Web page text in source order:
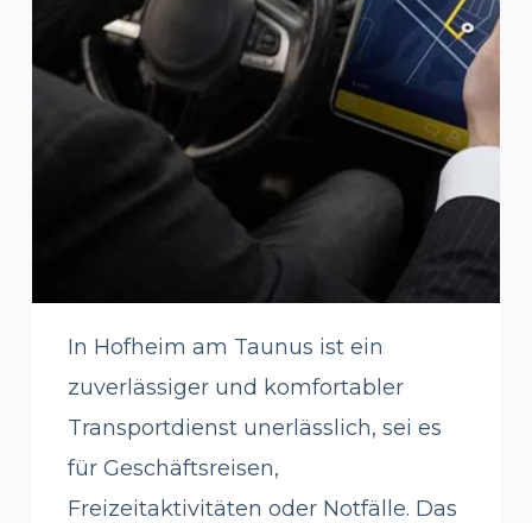
In Hofheim am Taunus ist ein
zuverlässiger und komfortabler
Transportdienst unerlässlich, sei es
für Geschäftsreisen,
Freizeitaktivitäten oder Notfälle. Das